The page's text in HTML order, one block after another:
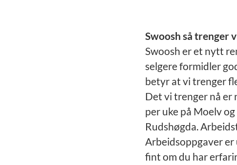
Swoosh så trenger
Swoosh er et nytt
selgere formidler
betyr at vi trenger
Det vi trenger nå er
per uke på Moelv
Rudshøgda.
Arbeidsoppgaver
fint om du har